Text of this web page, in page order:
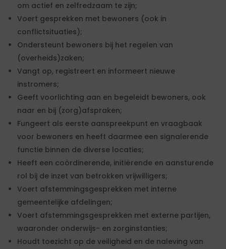
om actief en zelfredzaam te zijn;
Voert gesprekken met bewoners (ook in
conflictsituaties);
Ondersteunt bewoners bij het regelen van
(overheids)zaken;
Vangt op, registreert en informeert nieuwe
instromers;
Geeft voorlichting aan en begeleidt bewoners, ook
naar en bij (zorg)afspraken;
Fungeert als eerste aanspreekpunt en vraagbaak
voor bewoners en heeft daarmee een signalerende
functie binnen de diverse locaties;
Heeft een coördinerende, initiërende en aansturende
rol bij de inzet van betrokken vrijwilligers;
Voert afstemmingsgesprekken met interne
gemeentelijke afdelingen;
Voert afstemmingsgesprekken met externe partijen,
waaronder onderwijs- en zorginstanties;
Houdt toezicht op de veiligheid en de naleving van